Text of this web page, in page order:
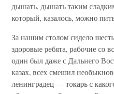
дышать, дышать таким
который, казалось, можно
За нашим столом сидело
здоровые ребята, рабочие со
один был даже с Дальнего
казах, всех смешил
ленинградец — токарь с